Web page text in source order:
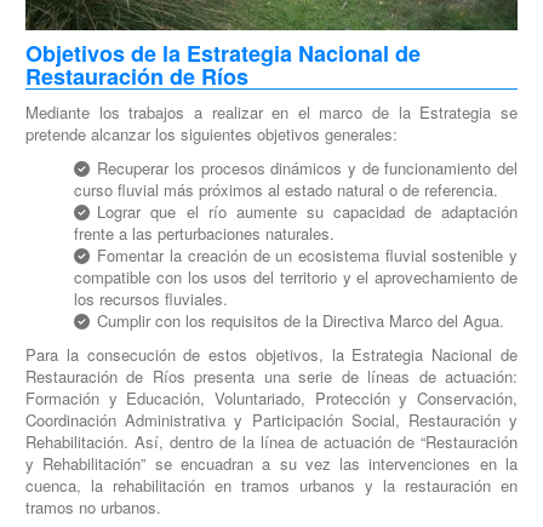
Objetivos de la Estrategia Nacional de
Restauración de Ríos
Mediante los trabajos a realizar en el marco de la Estrategia se
pretende alcanzar los siguientes objetivos generales:
Recuperar los procesos dinámicos y de funcionamiento del
curso fluvial más próximos al estado natural o de referencia.
Lograr que el río aumente su capacidad de adaptación
frente a las perturbaciones naturales.
Fomentar la creación de un ecosistema fluvial sostenible y
compatible con los usos del territorio y el aprovechamiento de
los recursos fluviales.
Cumplir con los requisitos de la Directiva Marco del Agua.
Para la consecución de estos objetivos, la Estrategia Nacional de
Restauración de Ríos presenta una serie de líneas de actuación:
Formación y Educación, Voluntariado, Protección y Conservación,
Coordinación Administrativa y Participación Social, Restauración y
Rehabilitación. Así, dentro de la línea de actuación de “Restauración
y Rehabilitación” se encuadran a su vez las intervenciones en la
cuenca, la rehabilitación en tramos urbanos y la restauración en
tramos no urbanos.